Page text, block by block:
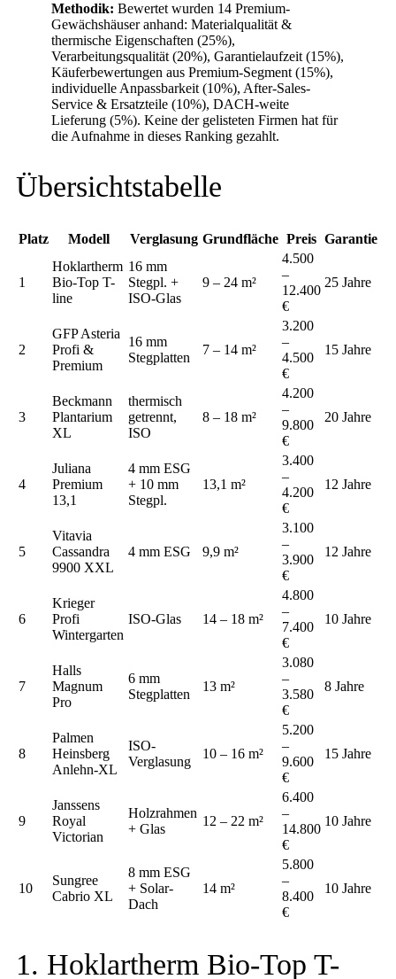
Methodik: Bewertet wurden 14 Premium-
Gewächshäuser anhand: Materialqualität &
thermische Eigenschaften (25%),
Verarbeitungsqualität (20%), Garantielaufzeit (15%),
Käuferbewertungen aus Premium-Segment (15%),
individuelle Anpassbarkeit (10%), After-Sales-
Service & Ersatzteile (10%), DACH-weite
Lieferung (5%). Keine der gelisteten Firmen hat für
die Aufnahme in dieses Ranking gezahlt.
Übersichtstabelle
Platz Modell Verglasung Grundfläche Preis Garantie
1
Hoklartherm
Bio-Top T-
line
16 mm
Stegpl. +
ISO-Glas
9 – 24 m²
4.500
–
12.400
€
25 Jahre
2
GFP Asteria
Profi &
Premium
16 mm
Stegplatten
7 – 14 m²
3.200
–
4.500
€
15 Jahre
3
Beckmann
Plantarium
XL
thermisch
getrennt,
ISO
8 – 18 m²
4.200
–
9.800
€
20 Jahre
4
Juliana
Premium
13,1
4 mm ESG
+ 10 mm
Stegpl.
13,1 m²
3.400
–
4.200
€
12 Jahre
5
Vitavia
Cassandra
9900 XXL
4 mm ESG 9,9 m²
3.100
–
3.900
€
12 Jahre
6
Krieger
Profi
Wintergarten
ISO-Glas 14 – 18 m²
4.800
–
7.400
€
10 Jahre
7
Halls
Magnum
Pro
6 mm
Stegplatten
13 m²
3.080
–
3.580
€
8 Jahre
8
Palmen
Heinsberg
Anlehn-XL
ISO-
Verglasung
10 – 16 m²
5.200
–
9.600
€
15 Jahre
9
Janssens
Royal
Victorian
Holzrahmen
+ Glas
12 – 22 m²
6.400
–
14.800
€
10 Jahre
10
Sungree
Cabrio XL
8 mm ESG
+ Solar-
Dach
14 m²
5.800
–
8.400
€
10 Jahre
1. Hoklartherm Bio-Top T-